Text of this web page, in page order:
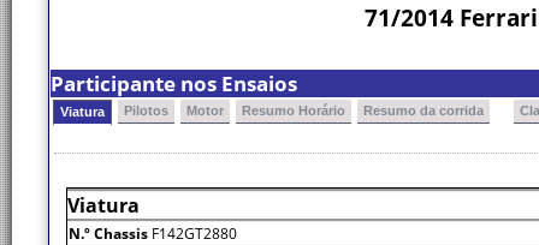
71/2014
Participante nos Ensaios
Viatura Pilotos Motor Resumo Horário Resumo da corrida
Viatura
N.º Chassis F142GT2880